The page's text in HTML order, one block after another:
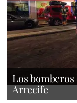
Los
Arrecife